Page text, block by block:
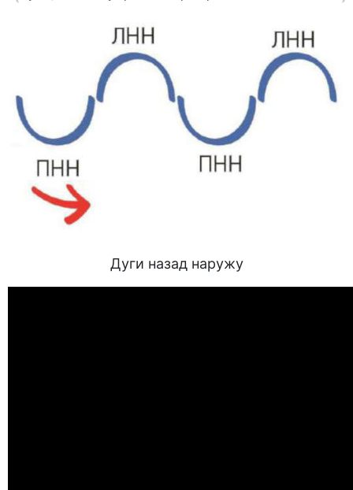
Дуги назад наружу